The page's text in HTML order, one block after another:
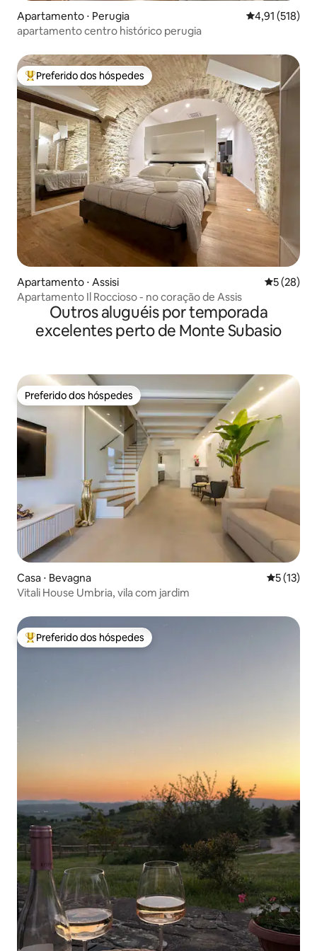
Apartamento ⋅ Perugia 4,91 de uma
4,91 (518)
apartamento centro histórico perugia
Entre os melhores preferidos dos hóspedes
Preferido dos hóspedes
Apartamento ⋅ Assisi 5 de uma
5 (28)
Apartamento Il Roccioso - no coração de Assis
Outros aluguéis por temporada
excelentes perto de Monte Subasio
Preferido dos hóspedes
Preferido dos hóspedes
Casa ⋅ Bevagna 5 de uma
5 (13)
Vitali House Umbria, vila com jardim
Entre os melhores preferidos dos hóspedes
Preferido dos hóspedes